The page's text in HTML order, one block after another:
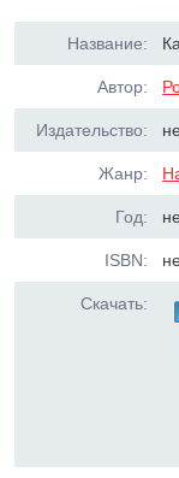
Название:
Автор:
Издательство:
Жанр:
Год:
ISBN:
Скачать: